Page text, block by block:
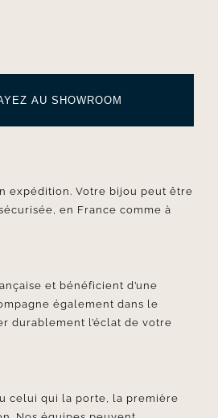
AU SHOWROOM
expédition. Votre bijou peut être
en France comme à
et bénéficient d’une
également dans le
durablement l’éclat de votre
celui qui la porte, la première